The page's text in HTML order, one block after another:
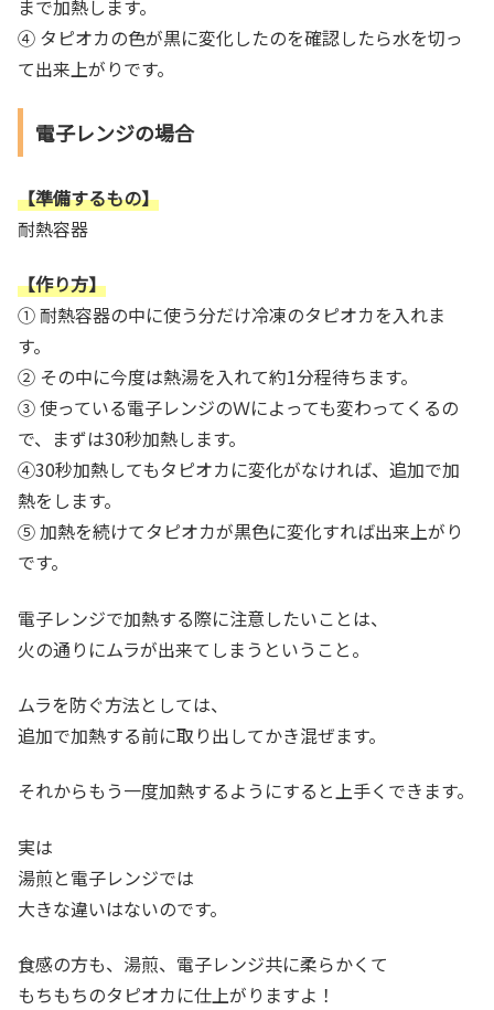
まで加熱します。
④ タピオカの色が黒に変化したのを確認したら水を切っ
て出来上がりです。
電子レンジの場合
【準備するもの】
耐熱容器
【作り方】
① 耐熱容器の中に使う分だけ冷凍のタピオカを入れま
す。
② その中に今度は熱湯を入れて約1分程待ちます。
③ 使っている電子レンジのＷによっても変わってくるの
で、まずは30秒加熱します。
④30秒加熱してもタピオカに変化がなければ、追加で加
熱をします。
⑤ 加熱を続けてタピオカが黒色に変化すれば出来上がり
です。
電子レンジで加熱する際に注意したいことは、
火の通りにムラが出来てしまうということ。
ムラを防ぐ方法としては、
追加で加熱する前に取り出してかき混ぜます。
それからもう一度加熱するようにすると上手くできます。
実は
湯煎と電子レンジでは
大きな違いはないのです。
食感の方も、湯煎、電子レンジ共に柔らかくて
もちもちのタピオカに仕上がりますよ！